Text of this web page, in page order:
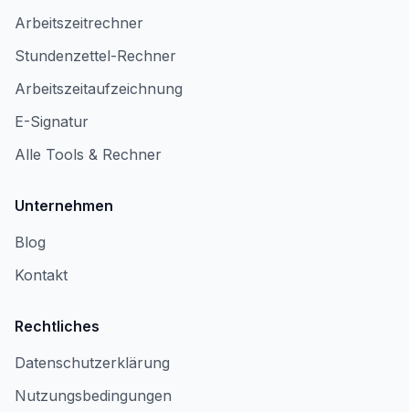
Arbeitszeitrechner
Stundenzettel-Rechner
Arbeitszeitaufzeichnung
E-Signatur
Alle Tools & Rechner
Unternehmen
Blog
Kontakt
Rechtliches
Datenschutzerklärung
Nutzungsbedingungen